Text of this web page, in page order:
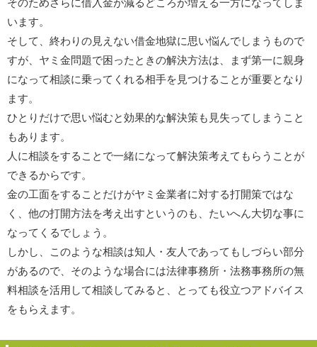
そのためさらに借入金が減るどころか増える一方になってしま
います。
そして、終わりの見えない借金地獄に思い悩んでしまうもので
すが、ヤミ金問題で困ったときの解決方法は、まず第一に親身
になって相談に乗ってくれる相手を見つけることが重要となり
ます。
ひとりだけで思い悩むと効果的な解決策も見失ってしまうこと
もあります。
人に相談をすることで一緒になって解決策考えてもらうことが
できるからです。
金の工面をすることだけがヤミ金業者に対する打開策ではな
く、他の打開方法を考え出すというのも、たいへん大切な事に
なってくるでしょう。
しかし、このような相談は知人・友人であってもしづらい部分
があるので、そのような場合には法律事務所・法務事務所の無
料相談を活用して相談してみると、とっても役立つアドバイス
をもらえます。